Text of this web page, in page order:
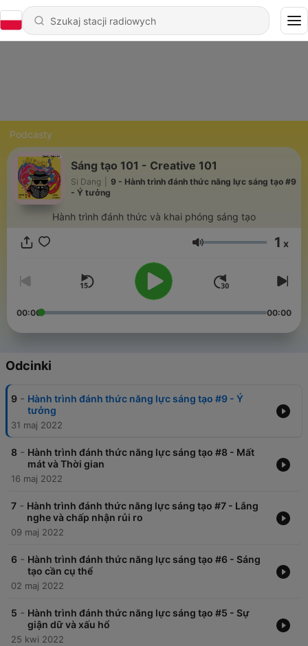
Podcasty
Sáng tạo 101 - Creative 101
Si Dang
9 - Hành trình đánh thức năng lực sáng tạo #9
- Ý tưởng
Hành trình đánh thức và khai phóng sáng tạo
Głośność 1 x
00:00 00:00
Odcinki
9 - Hành trình đánh thức năng lực sáng tạo #9 - Ý
tưởng
31 maj 2022
8 - Hành trình đánh thức năng lực sáng tạo #8 - Mất
mát và Thời gian
16 maj 2022
7 - Hành trình đánh thức năng lực sáng tạo #7 - Lắng
nghe và chấp nhận rủi ro
09 maj 2022
6 - Hành trình đánh thức năng lực sáng tạo #6 - Sáng
tạo cần cụ thể
02 maj 2022
5 - Hành trình đánh thức năng lực sáng tạo #5 - Sự
giận dữ và xấu hổ
25 kwi 2022